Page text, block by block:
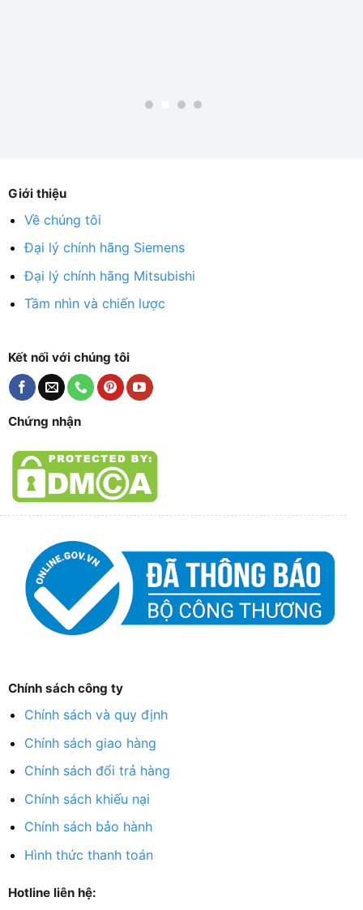
Giới thiệu
Về chúng tôi
Đại lý chính hãng Siemens
Đại lý chính hãng Mitsubishi
Tầm nhìn và chiến lược
Kết nối với chúng tôi
Chứng nhận
Chính sách công ty
Chính sách và quy định
Chính sách giao hàng
Chính sách đổi trả hàng
Chính sách khiếu nại
Chính sách bảo hành
Hình thức thanh toán
Hotline liên hệ: